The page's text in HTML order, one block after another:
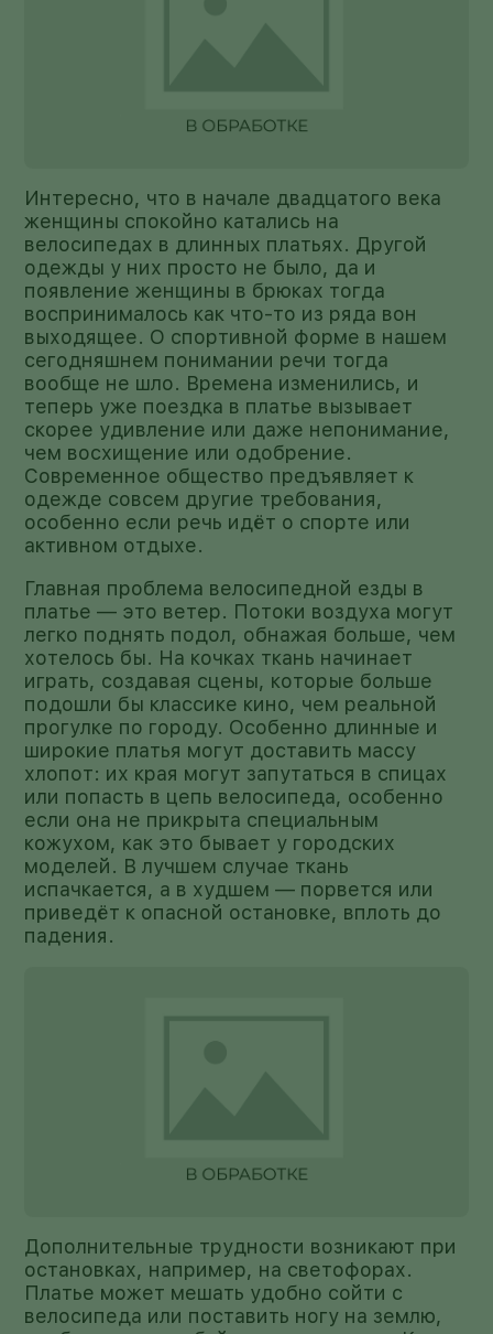
Интересно, что в начале двадцатого века
женщины спокойно катались на
велосипедах в длинных платьях. Другой
одежды у них просто не было, да и
появление женщины в брюках тогда
воспринималось как что-то из ряда вон
выходящее. О спортивной форме в нашем
сегодняшнем понимании речи тогда
вообще не шло. Времена изменились, и
теперь уже поездка в платье вызывает
скорее удивление или даже непонимание,
чем восхищение или одобрение.
Современное общество предъявляет к
одежде совсем другие требования,
особенно если речь идёт о спорте или
активном отдыхе.
Главная проблема велосипедной езды в
платье — это ветер. Потоки воздуха могут
легко поднять подол, обнажая больше, чем
хотелось бы. На кочках ткань начинает
играть, создавая сцены, которые больше
подошли бы классике кино, чем реальной
прогулке по городу. Особенно длинные и
широкие платья могут доставить массу
хлопот: их края могут запутаться в спицах
или попасть в цепь велосипеда, особенно
если она не прикрыта специальным
кожухом, как это бывает у городских
моделей. В лучшем случае ткань
испачкается, а в худшем — порвется или
приведёт к опасной остановке, вплоть до
падения.
Дополнительные трудности возникают при
остановках, например, на светофорах.
Платье может мешать удобно сойти с
велосипеда или поставить ногу на землю,